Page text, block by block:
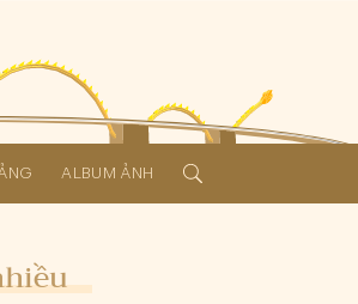
ALBUM ẢNH